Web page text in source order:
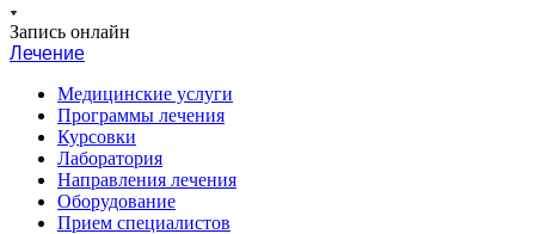
Запись онлайн
Лечение
Медицинские услуги
Программы лечения
Курсовки
Лаборатория
Направления лечения
Оборудование
Прием специалистов